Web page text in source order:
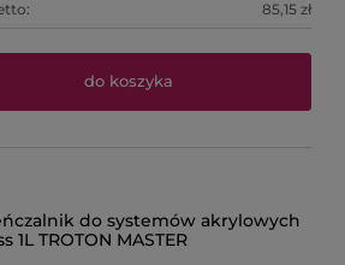
85,15 zł
do koszyka
do systemów akrylowych
1L TROTON MASTER